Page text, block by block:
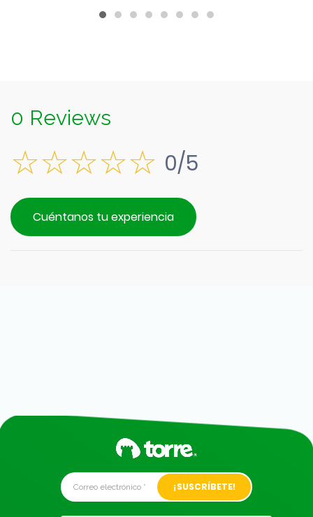
0 Reviews
0/5
Cuéntanos tu experiencia
Alternative: